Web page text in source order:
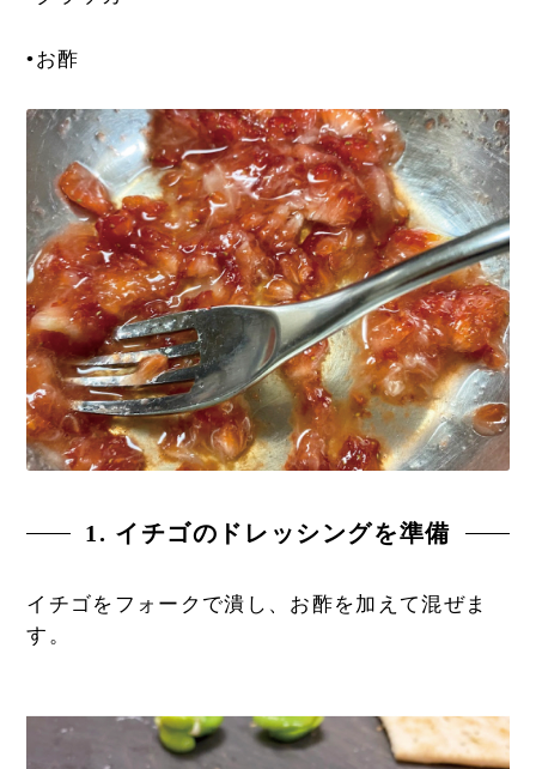
•お酢
1. イチゴのドレッシングを準備
イチゴをフォークで潰し、お酢を加えて混ぜま
す。